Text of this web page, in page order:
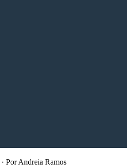
· PorAndreia Ramos